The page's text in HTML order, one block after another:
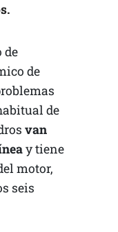
de
de
de
van
y tiene
motor,
seis